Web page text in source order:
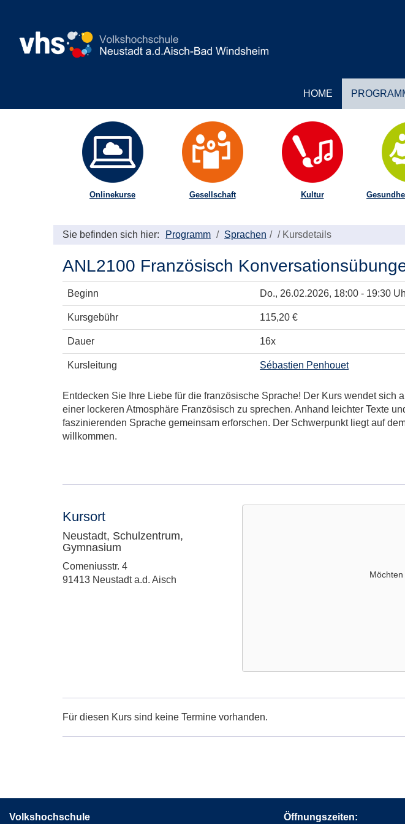
HOME
Onlinekurse Gesellschaft Kultur
Sie befinden sich hier: Programm Sprachen / Kursdetails
ANL2100 Französisch
Beginn Do., 26.02.2026, 18:00 - 19:30
Kursgebühr 115,20 €
Dauer 16x
Kursleitung Sébastien Penhouet
Entdecken Sie Ihre Liebe für die französische Sprache! Der Kurs wendet
einer lockeren Atmosphäre Französisch zu sprechen. Anhand leichter Texte
faszinierenden Sprache gemeinsam erforschen. Der Schwerpunkt liegt auf
willkommen.
Kursort
Neustadt, Schulzentrum,
Gymnasium
Adresse:
Comeniusstr. 4
91413 Neustadt a.d. Aisch
Maps
Karte
Neustadt,
Für diesen Kurs sind keine Termine vorhanden.
Volkshochschule Öffnungszeiten: